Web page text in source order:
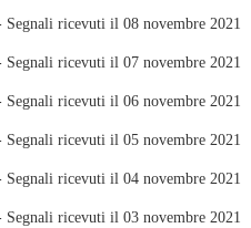
Segnali ricevuti il 08 novembre 2021
Segnali ricevuti il 07 novembre 2021
Segnali ricevuti il 06 novembre 2021
Segnali ricevuti il 05 novembre 2021
Segnali ricevuti il 04 novembre 2021
Segnali ricevuti il 03 novembre 2021